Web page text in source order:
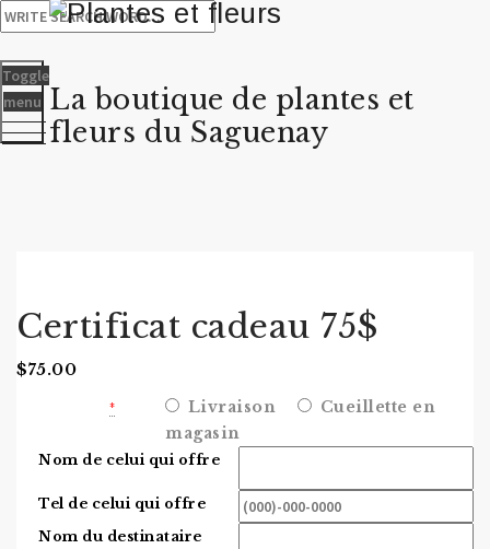
La boutique de plantes et
fleurs du Saguenay
Toggle
menu
Certificat cadeau 75$
$75.00
* Livraison
Cueillette en
magasin
Nom de celui qui offre
Tel de celui qui offre
Nom du destinataire